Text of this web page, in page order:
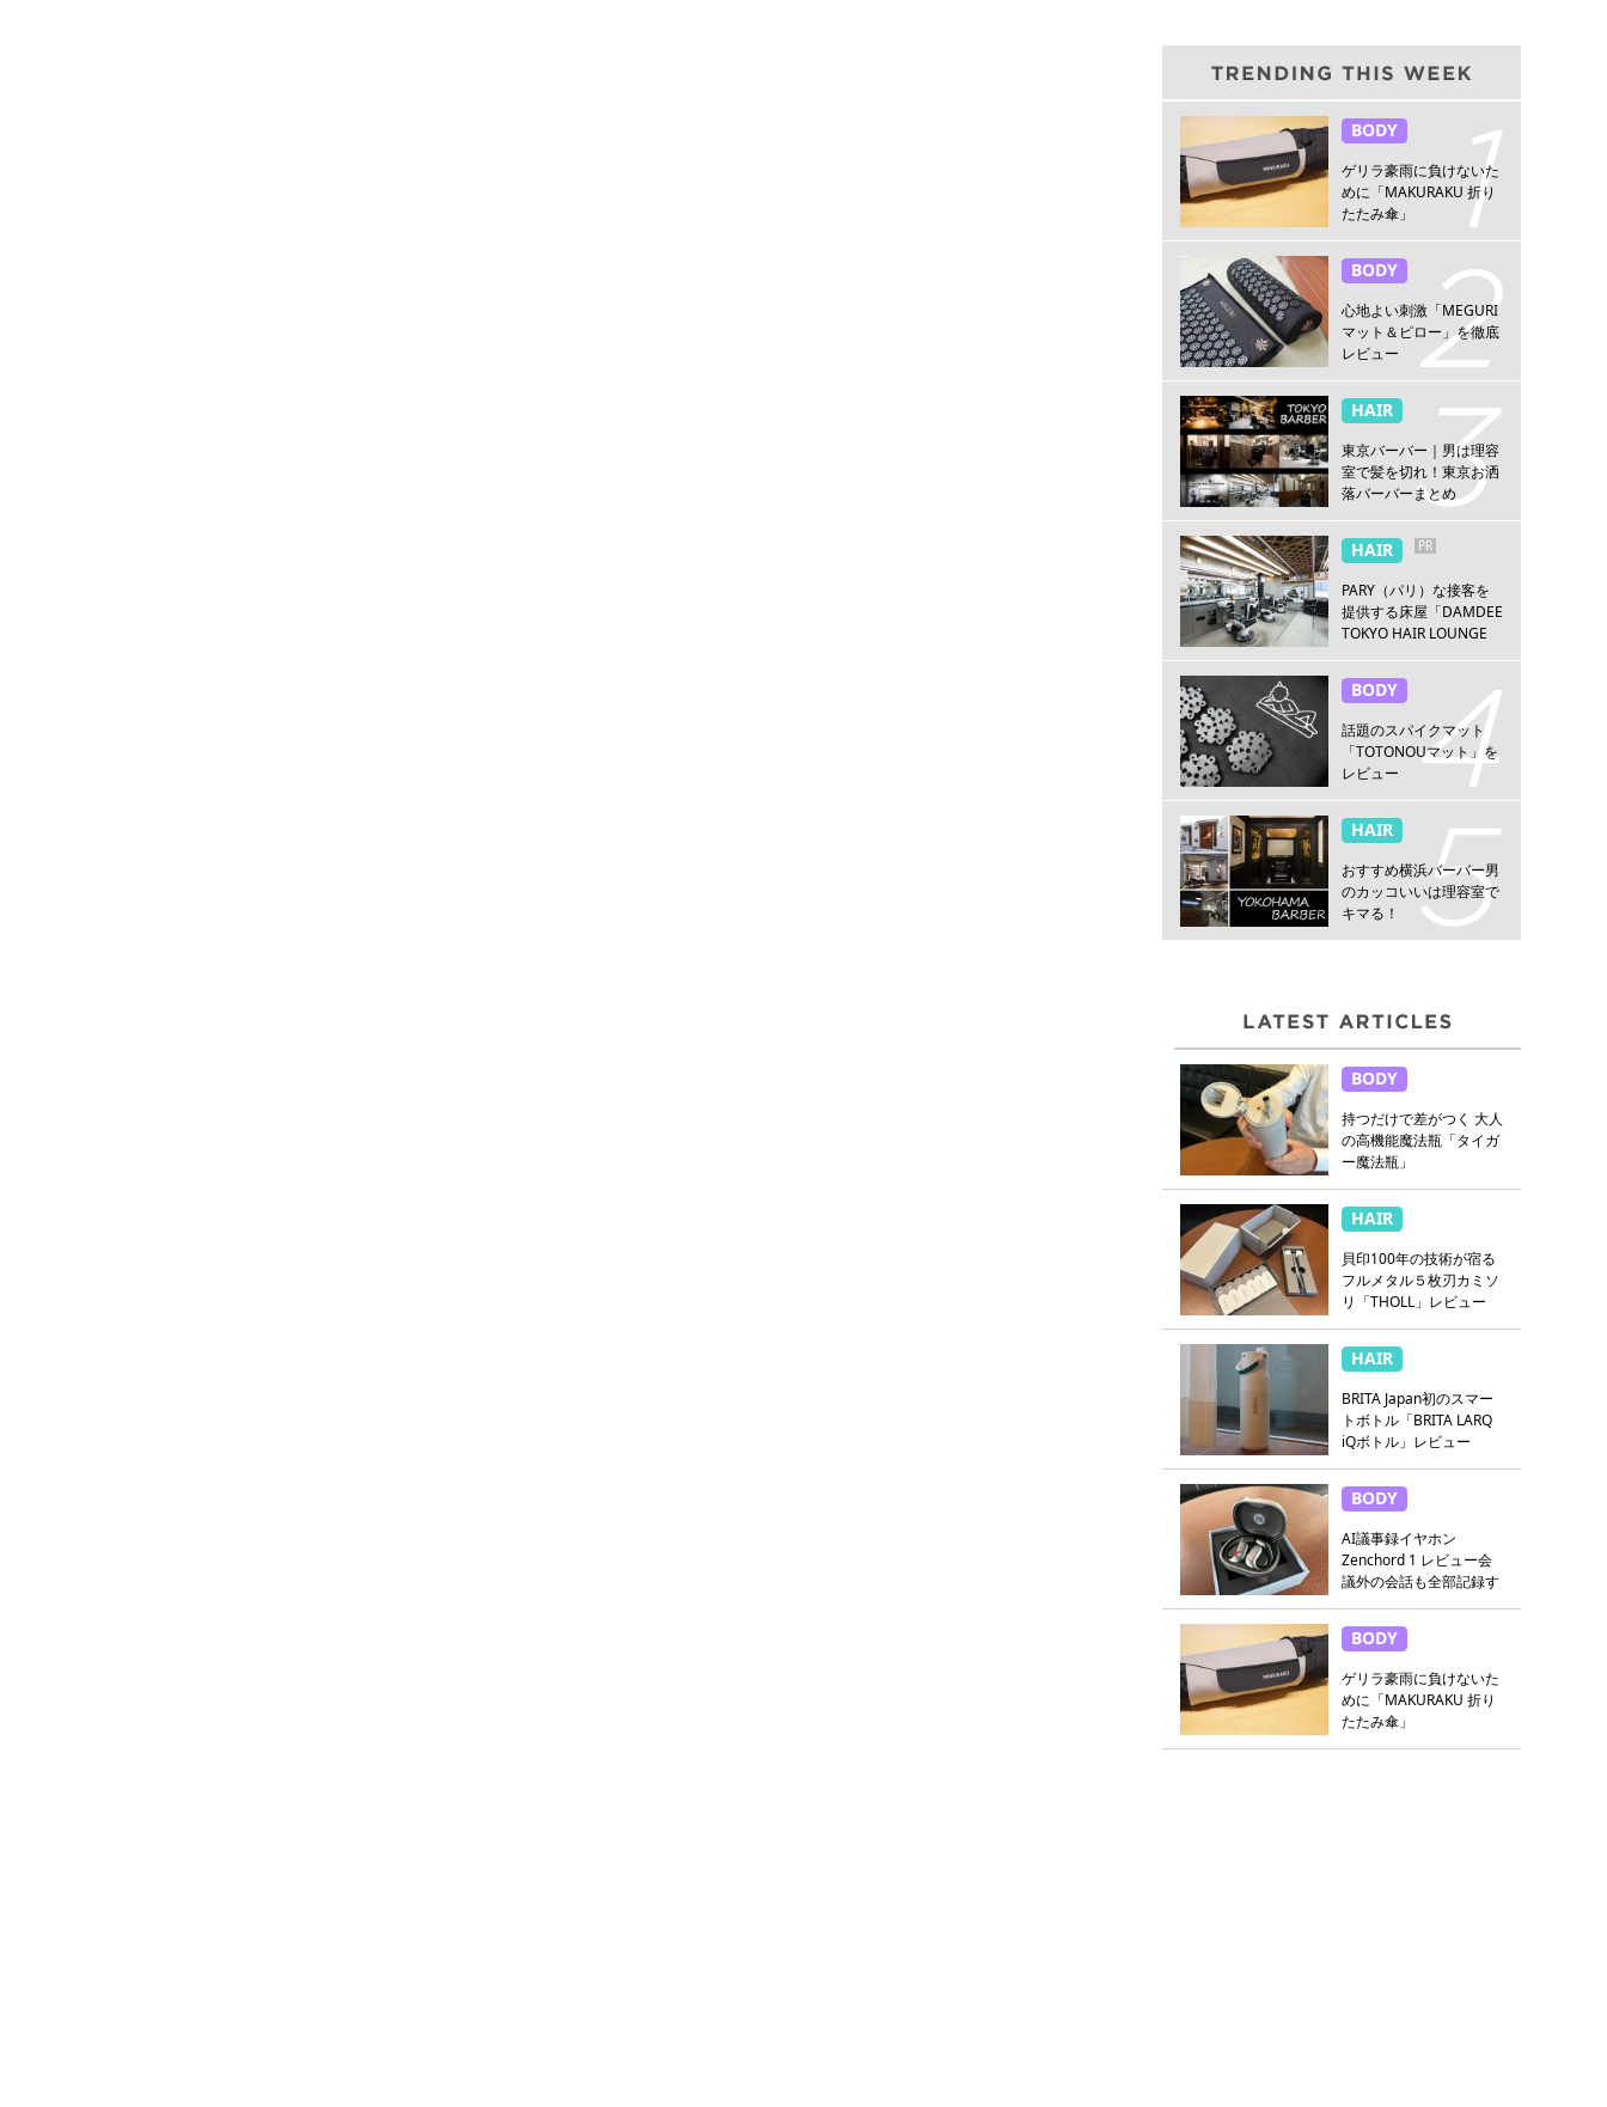
BODY
ゲリラ豪雨に負けないた
めに「MAKURAKU 折り
たたみ傘」
BODY
心地よい刺激「MEGURI
マット＆ピロー」を徹底
レビュー
HAIR
東京バーバー｜男は理容
室で髪を切れ！東京お洒
落バーバーまとめ
HAIR PR
PARY（パリ）な接客を
提供する床屋「DAMDEE
TOKYO HAIR LOUNGE
BODY
話題のスパイクマット
「TOTONOUマット」を
レビュー
HAIR
おすすめ横浜バーバー男
のカッコいいは理容室で
キマる！
BODY
持つだけで差がつく 大人
の高機能魔法瓶「タイガ
ー魔法瓶」
HAIR
貝印100年の技術が宿る
フルメタル５枚刃カミソ
リ「THOLL」レビュー
HAIR
BRITA Japan初のスマー
トボトル「BRITA LARQ
iQボトル」レビュー
BODY
AI議事録イヤホン
Zenchord 1 レビュー会
議外の会話も全部記録す
BODY
ゲリラ豪雨に負けないた
めに「MAKURAKU 折り
たたみ傘」